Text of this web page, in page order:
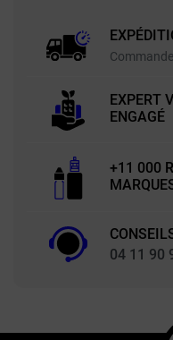
EXPERT
ENGAGÉ
+11 000
04 11 90